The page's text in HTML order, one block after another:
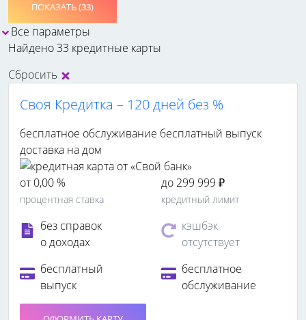
ПОКАЗАТЬ (33)
Все параметры
Найдено 33 кредитные карты
Сбросить
Своя Кредитка – 120 дней без %
бесплатное обслуживание бесплатный выпуск
доставка на дом
от 0,00 %
процентная ставка
до 299 999 ₽
кредитный лимит
без справок
о доходах
кэшбэк
отсутствует
бесплатный
выпуск
бесплатное
обслуживание